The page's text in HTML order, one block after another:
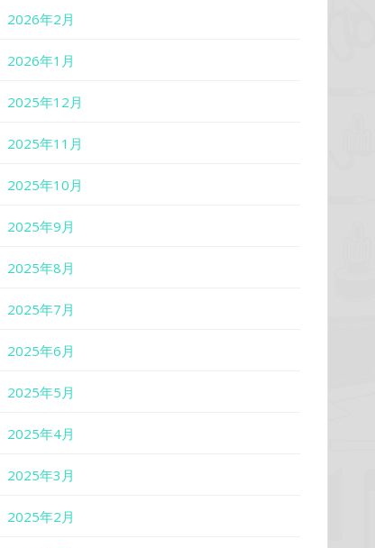
2026年2月
2026年1月
2025年12月
2025年11月
2025年10月
2025年9月
2025年8月
2025年7月
2025年6月
2025年5月
2025年4月
2025年3月
2025年2月